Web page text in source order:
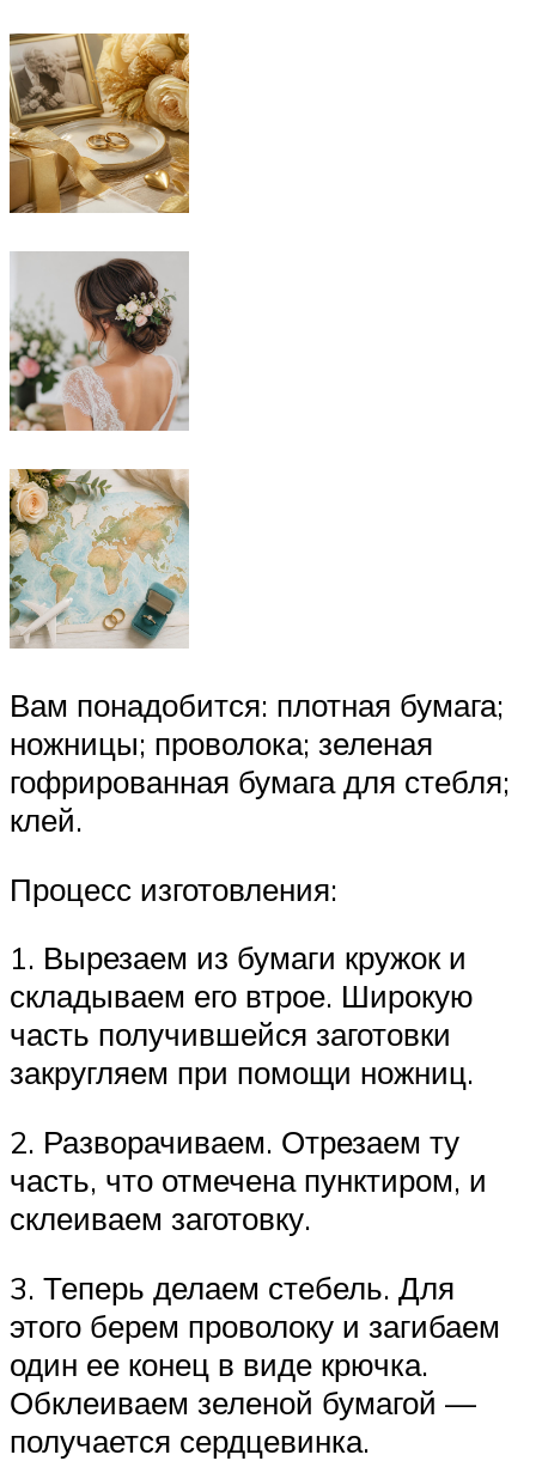
Вам понадобится: плотная бумага;
ножницы; проволока; зеленая
гофрированная бумага для стебля;
клей.
Процесс изготовления:
1. Вырезаем из бумаги кружок и
складываем его втрое. Широкую
часть получившейся заготовки
закругляем при помощи ножниц.
2. Разворачиваем. Отрезаем ту
часть, что отмечена пунктиром, и
склеиваем заготовку.
3. Теперь делаем стебель. Для
этого берем проволоку и загибаем
один ее конец в виде крючка.
Обклеиваем зеленой бумагой —
получается сердцевинка.